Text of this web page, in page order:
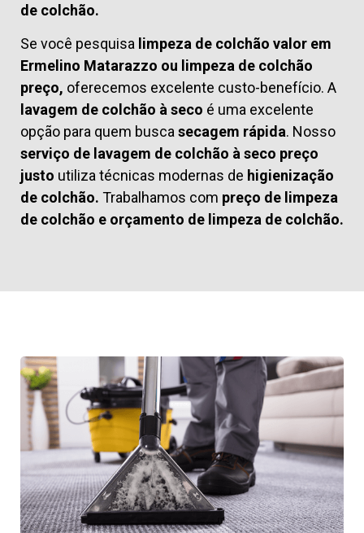
de colchão.
Se você pesquisa limpeza de colchão valor em
Ermelino Matarazzo ou limpeza de colchão
preço, oferecemos excelente custo-benefício. A
lavagem de colchão à seco é uma excelente
opção para quem busca secagem rápida. Nosso
serviço de lavagem de colchão à seco preço
justo utiliza técnicas modernas de higienização
de colchão. Trabalhamos com preço de limpeza
de colchão e orçamento de limpeza de colchão.